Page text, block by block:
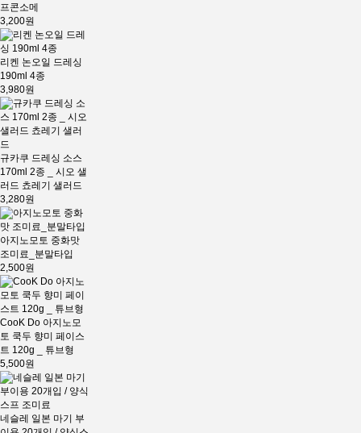
프콘소메
3,200원
리켄 논오일 드레싱
190ml 4종
3,980원
규카쿠 드레싱 소스
170ml 2종 _ 시오 샐
러드 쵸레기 샐러드
3,280원
아지노모토 중화맛
조미료_분말타입
2,500원
CooK Do 아지노모
토 쿡두 향미 페이스
트 120g _ 튜브형
5,500원
네슬레 일본 마기 부